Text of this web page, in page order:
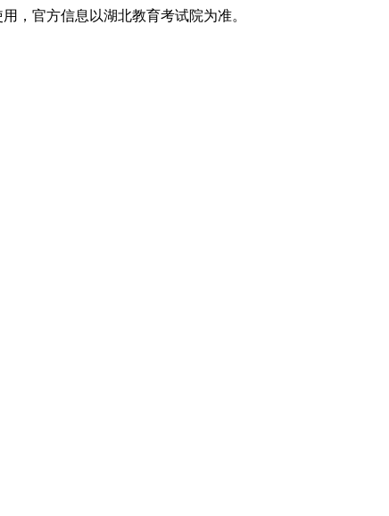
，官方信息以湖北教育考试院为准。